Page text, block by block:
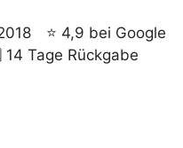
⭐ 4,9 bei Google
14 Tage Rückgabe